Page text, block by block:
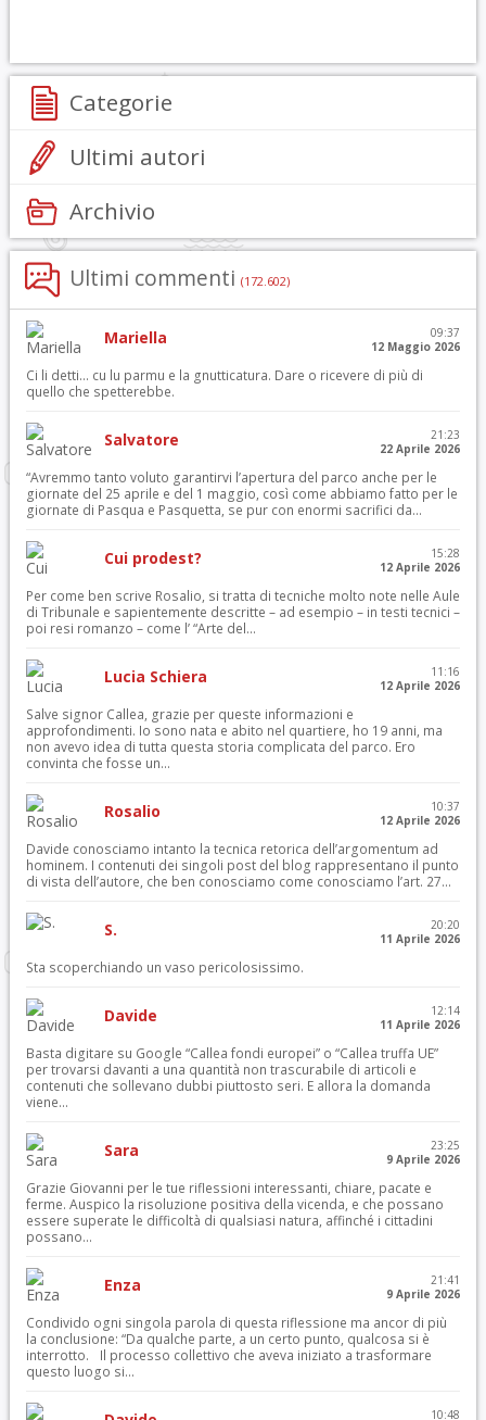
Categorie
Ultimi autori
Archivio
Ultimi commenti (172.602)
Mariella
09:37
12 Maggio 2026
Ci li detti… cu lu parmu e la gnutticatura. Dare o ricevere di più di
quello che spetterebbe.
Salvatore
21:23
22 Aprile 2026
“Avremmo tanto voluto garantirvi l’apertura del parco anche per le
giornate del 25 aprile e del 1 maggio, così come abbiamo fatto per le
giornate di Pasqua e Pasquetta, se pur con enormi sacrifici da...
Cui prodest?
15:28
12 Aprile 2026
Per come ben scrive Rosalio, si tratta di tecniche molto note nelle Aule
di Tribunale e sapientemente descritte – ad esempio – in testi tecnici –
poi resi romanzo – come l’ “Arte del...
Lucia Schiera
11:16
12 Aprile 2026
Salve signor Callea, grazie per queste informazioni e
approfondimenti. Io sono nata e abito nel quartiere, ho 19 anni, ma
non avevo idea di tutta questa storia complicata del parco. Ero
convinta che fosse un...
Rosalio
10:37
12 Aprile 2026
Davide conosciamo intanto la tecnica retorica dell’argomentum ad
hominem. I contenuti dei singoli post del blog rappresentano il punto
di vista dell’autore, che ben conosciamo come conosciamo l’art. 27...
S.
20:20
11 Aprile 2026
Sta scoperchiando un vaso pericolosissimo.
Davide
12:14
11 Aprile 2026
Basta digitare su Google “Callea fondi europei” o “Callea truffa UE”
per trovarsi davanti a una quantità non trascurabile di articoli e
contenuti che sollevano dubbi piuttosto seri. E allora la domanda
viene...
Sara
23:25
9 Aprile 2026
Grazie Giovanni per le tue riflessioni interessanti, chiare, pacate e
ferme. Auspico la risoluzione positiva della vicenda, e che possano
essere superate le difficoltà di qualsiasi natura, affinché i cittadini
possano...
Enza
21:41
9 Aprile 2026
Condivido ogni singola parola di questa riflessione ma ancor di più
la conclusione: “Da qualche parte, a un certo punto, qualcosa si è
interrotto. Il processo collettivo che aveva iniziato a trasformare
questo luogo si...
10:48